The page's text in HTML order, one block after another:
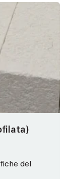
del